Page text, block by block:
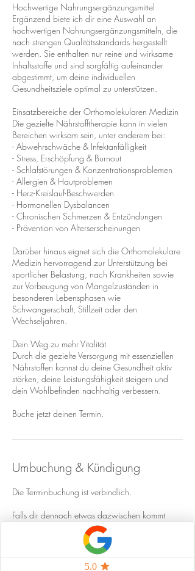
Hochwertige Nahrungsergänzungsmittel
Ergänzend biete ich dir eine Auswahl an
hochwertigen Nahrungsergänzungsmitteln, die
nach strengen Qualitätsstandards hergestellt
werden. Sie enthalten nur reine und wirksame
Inhaltsstoffe und sind sorgfältig aufeinander
abgestimmt, um deine individuellen
Gesundheitsziele optimal zu unterstützen.
Einsatzbereiche der Orthomolekularen Medizin
Die gezielte Nährstofftherapie kann in vielen
Bereichen wirksam sein, unter anderem bei:
- Abwehrschwäche & Infektanfälligkeit
- Stress, Erschöpfung & Burnout
- Schlafstörungen & Konzentrationsproblemen
- Allergien & Hautproblemen
- Herz-Kreislauf-Beschwerden
- Hormonellen Dysbalancen
- Chronischen Schmerzen & Entzündungen
- Prävention von Alterserscheinungen
Darüber hinaus eignet sich die Orthomolekulare
Medizin hervorragend zur Unterstützung bei
sportlicher Belastung, nach Krankheiten sowie
zur Vorbeugung von Mangelzuständen in
besonderen Lebensphasen wie
Schwangerschaft, Stillzeit oder den
Wechseljahren.
Dein Weg zu mehr Vitalität
Durch die gezielte Versorgung mit essenziellen
Nährstoffen kannst du deine Gesundheit aktiv
stärken, deine Leistungsfähigkeit steigern und
dein Wohlbefinden nachhaltig verbessern.
Buche jetzt deinen Termin.
Umbuchung & Kündigung
Die Terminbuchung ist verbindlich.
Falls dir dennoch etwas dazwischen kommt
kann der Termin kostenlos storniert werden,
wenn die Terminabsage mind. 48 h vor dem
Termin per Anruf mitgeteilt wird. Whatsapp-
Nachrichten, Social Media Nachrichten & E-